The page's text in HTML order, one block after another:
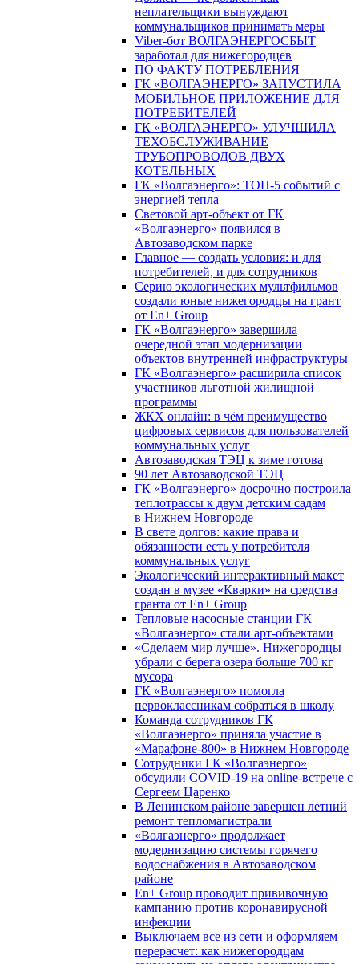
неплательщики вынуждают
коммунальщиков принимать меры
Viber-бот ВОЛГАЭНЕРГОСБЫТ
заработал для нижегородцев
ПО ФАКТУ ПОТРЕБЛЕНИЯ
ГК «ВОЛГАЭНЕРГО» ЗАПУСТИЛА
МОБИЛЬНОЕ ПРИЛОЖЕНИЕ ДЛЯ
ПОТРЕБИТЕЛЕЙ
ГК «ВОЛГАЭНЕРГО» УЛУЧШИЛА
ТЕХОБСЛУЖИВАНИЕ
ТРУБОПРОВОДОВ ДВУХ
КОТЕЛЬНЫХ
ГК «Волгаэнерго»: ТОП-5 событий с
энергией тепла
Световой арт-объект от ГК
«Волгаэнерго» появился в
Автозаводском парке
Главное — создать условия: и для
потребителей, и для сотрудников
Серию экологических мультфильмов
создали юные нижегородцы на грант
от En+ Group
ГК «Волгаэнерго» завершила
очередной этап модернизации
объектов внутренней инфраструктуры
ГК «Волгаэнерго» расширила список
участников льготной жилищной
программы
ЖКХ онлайн: в чём преимущество
цифровых сервисов для пользователей
коммунальных услуг
Автозаводская ТЭЦ к зиме готова
90 лет Автозаводской ТЭЦ
ГК «Волгаэнерго» досрочно построила
теплотрассы к двум детским садам
в Нижнем Новгороде
В свете долгов: какие права и
обязанности есть у потребителя
коммунальных услуг
Экологический интерактивный макет
создан в музее «Кварки» на средства
гранта от En+ Group
Тепловые насосные станции ГК
«Волгаэнерго» стали арт-объектами
«Сделаем мир лучше». Нижегородцы
убрали с берега озера больше 700 кг
мусора
ГК «Волгаэнерго» помогла
первоклассникам собраться в школу
Команда сотрудников ГК
«Волгаэнерго» приняла участие в
«Марафоне-800» в Нижнем Новгороде
Сотрудники ГК «Волгаэнерго»
обсудили COVID-19 на online-встрече с
Сергеем Царенко
В Ленинском районе завершен летний
ремонт тепломагистрали
«Волгаэнерго» продолжает
модернизацию системы горячего
водоснабжения в Автозаводском
районе
En+ Group проводит прививочную
кампанию против коронавирусной
инфекции
Выключаем все из сети и оформляем
перерасчет: как нижегородцам